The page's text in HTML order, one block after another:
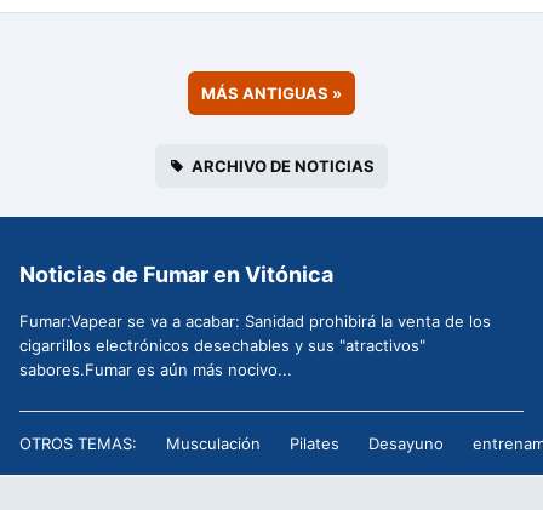
MÁS ANTIGUAS »
ARCHIVO DE NOTICIAS
Noticias de Fumar en Vitónica
Fumar:Vapear se va a acabar: Sanidad prohibirá la venta de los
cigarrillos electrónicos desechables y sus "atractivos"
sabores.Fumar es aún más nocivo...
OTROS TEMAS: Musculación Pilates Desayuno